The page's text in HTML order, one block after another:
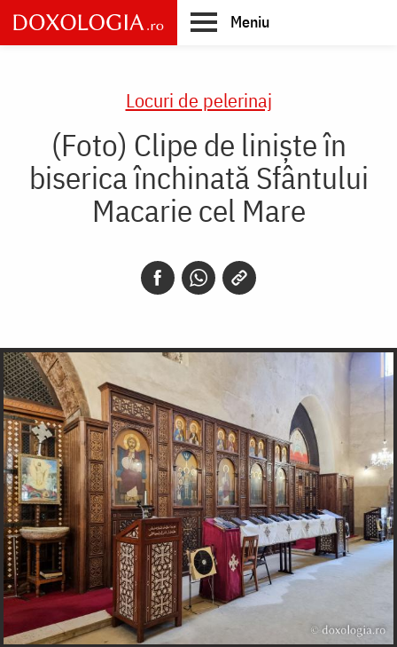
Skip
to
main
Meniu
Locuri de pelerinaj
(Foto) Clipe de liniște în
biserica închinată Sfântului
Macarie cel Mare